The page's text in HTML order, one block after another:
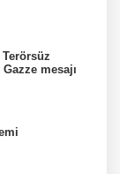
mesajı